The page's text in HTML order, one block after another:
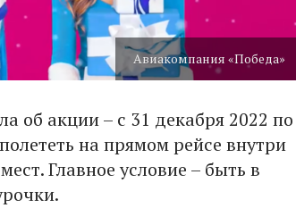
Авиакомпания «Победа»
об акции – с 31 декабря 2022 по
на прямом рейсе внутри
Главное условие – быть в